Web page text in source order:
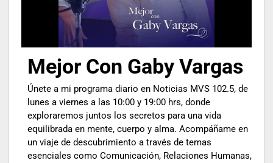
Mejor Con Gaby Vargas
Únete a mi programa diario en Noticias MVS 102.5, de
lunes a viernes a las 10:00 y 19:00 hrs, donde
exploraremos juntos los secretos para una vida
equilibrada en mente, cuerpo y alma. Acompáñame en
un viaje de descubrimiento a través de temas
esenciales como Comunicación, Relaciones Humanas,